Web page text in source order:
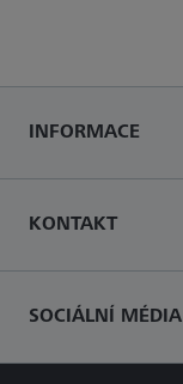
INFORMACE
KONTAKT
SOCIÁLNÍ MÉDIA